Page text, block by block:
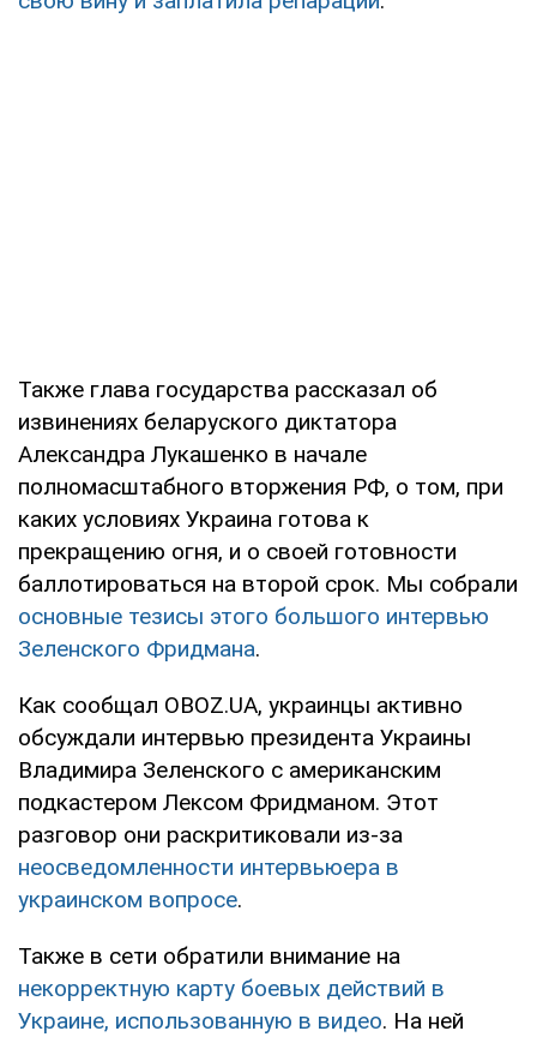
Также глава государства рассказал об
извинениях беларуского диктатора
Александра Лукашенко в начале
полномасштабного вторжения РФ, о том, при
каких условиях Украина готова к
прекращению огня, и о своей готовности
баллотироваться на второй срок. Мы собрали
основные тезисы этого большого интервью
Зеленского Фридмана.
Как сообщал OBOZ.UA, украинцы активно
обсуждали интервью президента Украины
Владимира Зеленского с американским
подкастером Лексом Фридманом. Этот
разговор они раскритиковали из-за
неосведомленности интервьюера в
украинском вопросе.
Также в сети обратили внимание на
некорректную карту боевых действий в
Украине, использованную в видео. На ней